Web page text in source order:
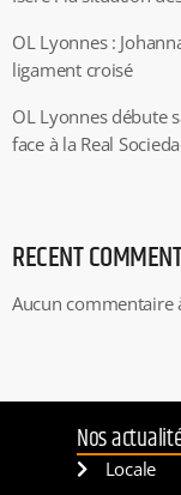
OL Lyonnes :
ligament croisé
OL Lyonnes débute
face à la Real
RECENT
Aucun commentaire
Nos
Locale